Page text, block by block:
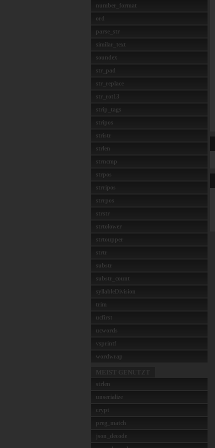
number_format
ord
parse_str
similar_text
soundex
str_pad
str_replace
str_rot13
strip_tags
stripos
stristr
strlen
strncmp
strpos
strripos
strrpos
strstr
strtolower
strtoupper
strtr
substr
substr_count
syllableDivision
trim
ucfirst
ucwords
vsprintf
wordwrap
strlen
unserialize
crypt
preg_match
json_decode